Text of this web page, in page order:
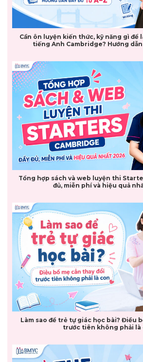
Cần ôn luyện kiến thức, kỹ năng gì để
tiếng Anh Cambridge? Hướng dẫn
Tổng hợp sách và web luyện thi
đủ, miễn phí và hiệu quả
Làm sao để trẻ tự giác học bài? Điều
trước tiên không phải là